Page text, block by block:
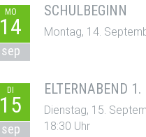
MO
14
sep
SCHULBEGINN
Montag, 14.
DI
15
sep
ELTERNABEND
Dienstag, 15.
18:30 Uhr